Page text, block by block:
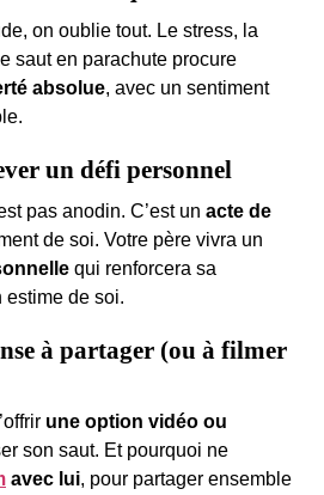
on oublie tout. Le stress, la
saut en parachute procure
absolue, avec un sentiment
un défi personnel
pas anodin. C’est un acte de
de soi. Votre père vivra un
qui renforcera sa
estime de soi.
à partager (ou à filmer
une option vidéo ou
son saut. Et pourquoi ne
avec lui, pour partager ensemble